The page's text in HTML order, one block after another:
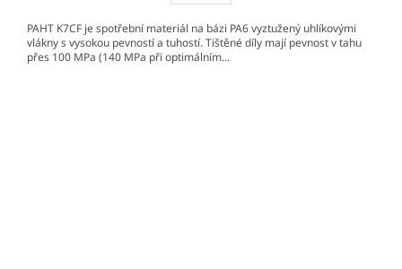
PAHT K7CF je spotřební materiál na bázi PA6 vyztužený uhlíkovými
vlákny s vysokou pevností a tuhostí. Tištěné díly mají pevnost v tahu
přes 100 MPa (140 MPa při optimálním...